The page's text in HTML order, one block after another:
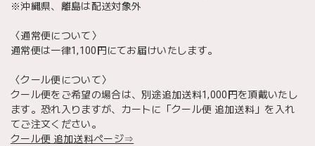
※沖縄県、離島は配送対象外
〈通常便について〉
通常便は一律1,100円にてお届けいたします。
〈クール便について〉
クール便をご希望の場合は、別途追加送料1,000円を頂戴いたし
ます。恐れ入りますが、カートに「クール便 追加送料」を入れ
てご注文ください。
クール便 追加送料ページ⇒